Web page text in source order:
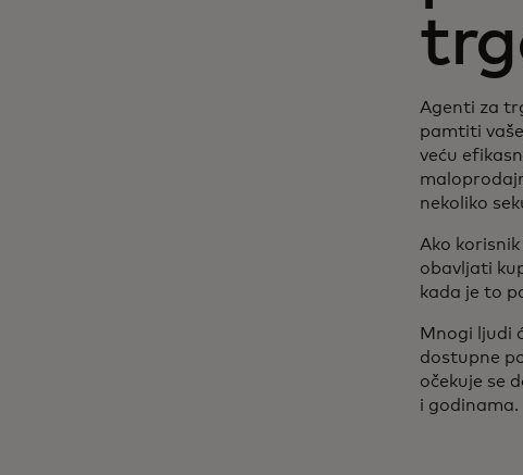
Agenti za
pamtiti
veću
nekoliko
Ako
obavljati
kada je to
Mnogi ljudi
dostupne
očekuje se
i godinama.